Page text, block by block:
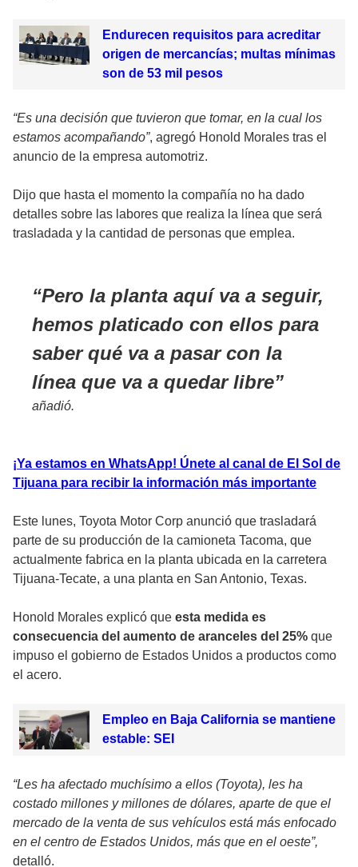
Endurecen requisitos para acreditar
origen de mercancías; multas mínimas
son de 53 mil pesos
“Es una decisión que tuvieron que tomar, en la cual los
estamos acompañando”, agregó Honold Morales tras el
anuncio de la empresa automotriz.
Dijo que hasta el momento la compañía no ha dado
detalles sobre las labores que realiza la línea que será
trasladada y la cantidad de personas que emplea.
Pero la planta aquí va a seguir,
hemos platicado con ellos para
saber qué va a pasar con la
línea que va a quedar libre
añadió.
¡Ya estamos en WhatsApp! Únete al canal de El Sol de
Tijuana para recibir la información más importante
Este lunes, Toyota Motor Corp anunció que trasladará
parte de su producción de la camioneta Tacoma, que
actualmente fabrica en la planta ubicada en la carretera
Tijuana-Tecate, a una planta en San Antonio, Texas.
Honold Morales explicó que esta medida es
consecuencia del aumento de aranceles del 25% que
impuso el gobierno de Estados Unidos a productos como
el acero.
Empleo en Baja California se mantiene
estable: SEI
“Les ha afectado muchísimo a ellos (Toyota), les ha
costado millones y millones de dólares, aparte de que el
mercado de la venta de sus vehículos está más enfocado
en el centro de Estados Unidos, más que en el oeste”,
detalló.